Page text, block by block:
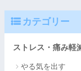
カテゴリー
ストレス・痛み軽
やる気を出す